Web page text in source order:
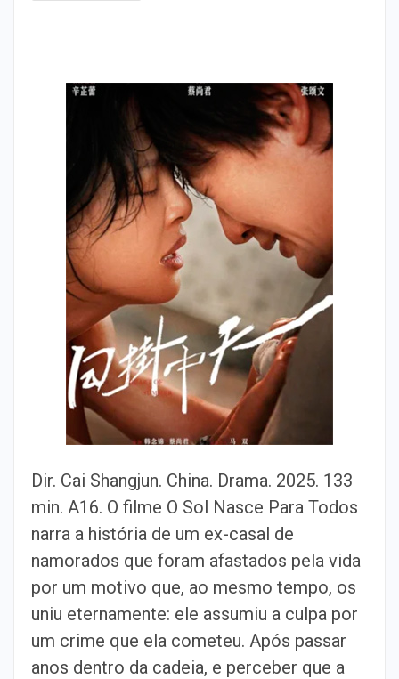
Dir. Cai Shangjun. China. Drama. 2025. 133
min. A16. O filme O Sol Nasce Para Todos
narra a história de um ex-casal de
namorados que foram afastados pela vida
por um motivo que, ao mesmo tempo, os
uniu eternamente: ele assumiu a culpa por
um crime que ela cometeu. Após passar
anos dentro da cadeia, e perceber que a